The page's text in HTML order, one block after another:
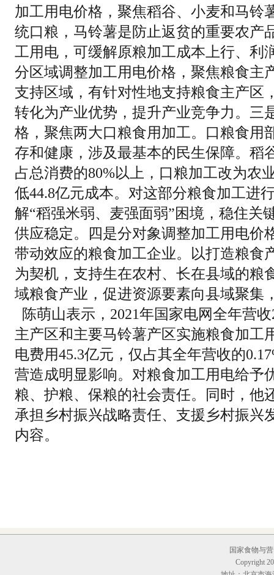
加工用电价格，聚焦稻谷、小麦和马铃
统口粮，马铃薯是防止返贫的重要农产
工用电，可缓解原粮加工成本上行、利
分区域调整加工用电价格，聚焦粮食主
支持区域，有针对性地支持粮食主产区
转化为产业优势，提升产业竞争力。三
格，聚焦两大口粮食用加工。口粮食用
存和健康，涉及最基本的民生保障。稻
占总消费的80%以上，口粮加工改为农
低44.8亿元成本。对这部分粮食加工进
解“稻强米弱、麦强面弱”困境，稳住关
供应稳定。四是分对象调整加工用电价
带动效应的粮食加工企业。以打造粮食
为契机，支持生在农村、长在县域的粮
域粮食产业，促进资源要素向县域聚集
陈萌山表示，2021年国家电网全年营
主产区和主要马铃薯产区实施粮食加工
电费用45.3亿元，仅占其全年营收的
营造成明显影响。对粮食加工用电给予
粮、护粮、保粮的社会责任。同时，他
承担乡村振兴战略责任、支援乡村振兴
内容。
国家食物与
Copyright